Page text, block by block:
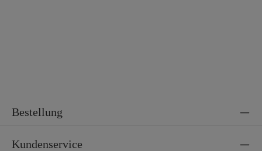
Bestellung
Kundenservice